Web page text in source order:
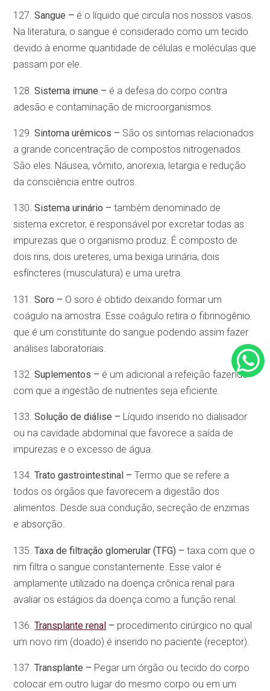
127.Sangue – é o líquido que circula nos nossos vasos.
Na literatura, o sangue é considerado como um tecido
devido à enorme quantidade de células e moléculas que
passam por ele.
128.Sistema imune – é a defesa do corpo contra
adesão e contaminação de microorganismos.
129.Sintoma urêmicos – São os sintomas relacionados
a grande concentração de compostos nitrogenados.
São eles: Náusea, vômito, anorexia, letargia e redução
da consciência entre outros.
130.Sistema urinário – também denominado de
sistema excretor, é responsável por excretar todas as
impurezas que o organismo produz. É composto de
dois rins, dois ureteres, uma bexiga urinária, dois
esfíncteres (musculatura) e uma uretra.
131.Soro – O soro é obtido deixando formar um
coágulo na amostra. Esse coágulo retira o fibrinogênio
que é um constituinte do sangue podendo assim fazer
análises laboratoriais.
132.Suplementos – é um adicional a refeição fazendo
com que a ingestão de nutrientes seja eficiente.
133.Solução de diálise – Líquido inserido no dialisador
ou na cavidade abdominal que favorece a saída de
impurezas e o excesso de água.
134.Trato gastrointestinal – Termo que se refere a
todos os órgãos que favorecem a digestão dos
alimentos. Desde sua condução, secreção de enzimas
e absorção.
135.Taxa de filtração glomerular (TFG) – taxa com que o
rim filtra o sangue constantemente. Esse valor é
amplamente utilizado na doença crônica renal para
avaliar os estágios da doença como a função renal.
136.Transplante renal – procedimento cirúrgico no qual
um novo rim (doado) é inserido no paciente (receptor).
137.Transplante – Pegar um órgão ou tecido do corpo
colocar em outro lugar do mesmo corpo ou em um